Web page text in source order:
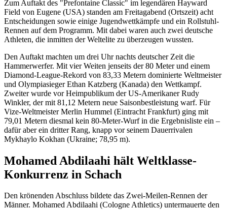
Zum Auftakt des "Prefontaine Classic" im legendären Hayward
Field von Eugene (USA) standen am Freitagabend (Ortszeit) acht
Entscheidungen sowie einige Jugendwettkämpfe und ein Rollstuhl-
Rennen auf dem Programm. Mit dabei waren auch zwei deutsche
Athleten, die inmitten der Weltelite zu überzeugen wussten.
Den Auftakt machten um drei Uhr nachts deutscher Zeit die
Hammerwerfer. Mit vier Weiten jenseits der 80 Meter und einem
Diamond-League-Rekord von 83,33 Metern dominierte Weltmeister
und Olympiasieger Ethan Katzberg (Kanada) den Wettkampf.
Zweiter wurde vor Heimpublikum der US-Amerikaner Rudy
Winkler, der mit 81,12 Metern neue Saisonbestleistung warf. Für
Vize-Weltmeister Merlin Hummel (Eintracht Frankfurt) ging mit
79,01 Metern diesmal kein 80-Meter-Wurf in die Ergebnisliste ein –
dafür aber ein dritter Rang, knapp vor seinem Dauerrivalen
Mykhaylo Kokhan (Ukraine; 78,95 m).
Mohamed Abdilaahi hält Weltklasse-
Konkurrenz in Schach
Den krönenden Abschluss bildete das Zwei-Meilen-Rennen der
Männer. Mohamed Abdilaahi (Cologne Athletics) untermauerte den